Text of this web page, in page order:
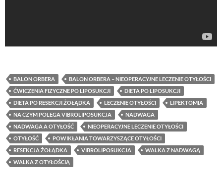
BALON ORBERA
BALON ORBERA – NIEOPERACYJNE LECZENIE OTYŁOŚCI
ĆWICZENIA FIZYCZNE PO LIPOSUKCJI
DIETA PO LIPOSUKCJI
DIETA PO RESEKCJI ŻOŁĄDKA
LECZENIE OTYŁOŚCI
LIPEKTOMIA
NA CZYM POLEGA VIBROLIPOSUKCJA
NADWAGA
NADWAGA A OTYŁOŚĆ
NIEOPERACYJNE LECZENIE OTYŁOŚCI
OTYŁOŚĆ
POWIKŁANIA TOWARZYSZĄCE OTYŁOŚCI
RESEKCJA ŻOŁĄDKA
VIBROLIPOSUKCJA
WALKA Z NADWAGĄ
WALKA Z OTYŁOŚCIĄ